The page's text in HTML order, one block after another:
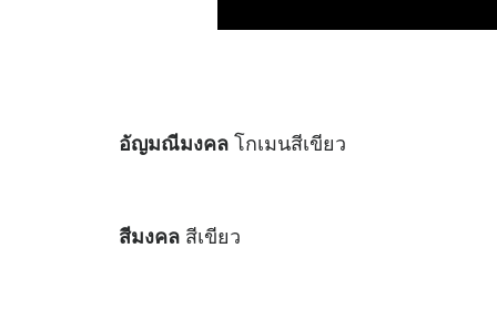
อัญมณีมงคลโกเมนสีเขียว
สีมงคล สีเขียว